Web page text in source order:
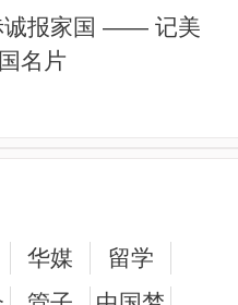
诚报家国 —— 记美
名片
华媒
留学